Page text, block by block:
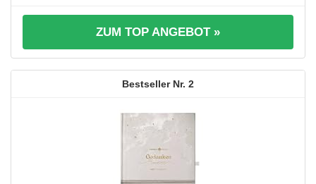
ZUM TOP ANGEBOT »
2